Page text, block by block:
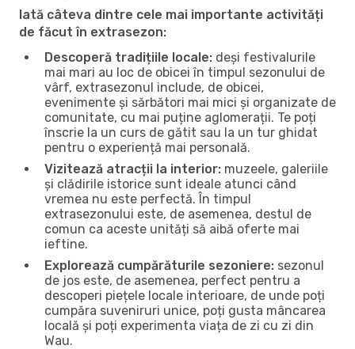
Iată câteva dintre cele mai importante activități
de făcut în extrasezon:
Descoperă tradițiile locale: deși festivalurile
mai mari au loc de obicei în timpul sezonului de
vârf, extrasezonul include, de obicei,
evenimente și sărbători mai mici și organizate de
comunitate, cu mai puține aglomerații. Te poți
înscrie la un curs de gătit sau la un tur ghidat
pentru o experiență mai personală.
Vizitează atracții la interior: muzeele, galeriile
și clădirile istorice sunt ideale atunci când
vremea nu este perfectă. În timpul
extrasezonului este, de asemenea, destul de
comun ca aceste unități să aibă oferte mai
ieftine.
Explorează cumpărăturile sezoniere: sezonul
de jos este, de asemenea, perfect pentru a
descoperi piețele locale interioare, de unde poți
cumpăra suveniruri unice, poți gusta mâncarea
locală și poți experimenta viața de zi cu zi din
Wau.